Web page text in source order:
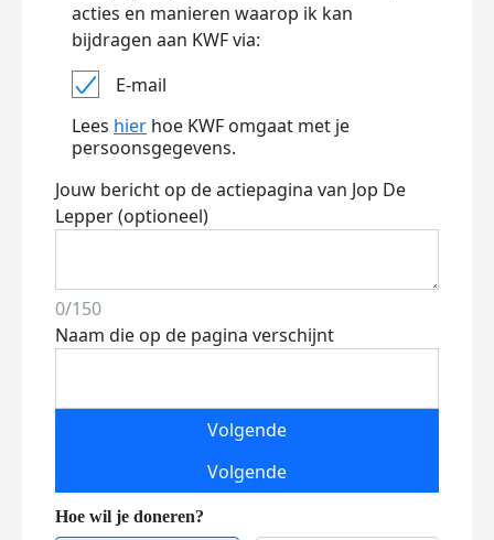
acties en manieren waarop ik kan
bijdragen aan KWF via:
E-mail
Lees hier hoe KWF omgaat met je
persoonsgegevens.
Jouw bericht op de actiepagina van Jop De
Lepper (optioneel)
0/150
Naam die op de pagina verschijnt
Volgende
Volgende